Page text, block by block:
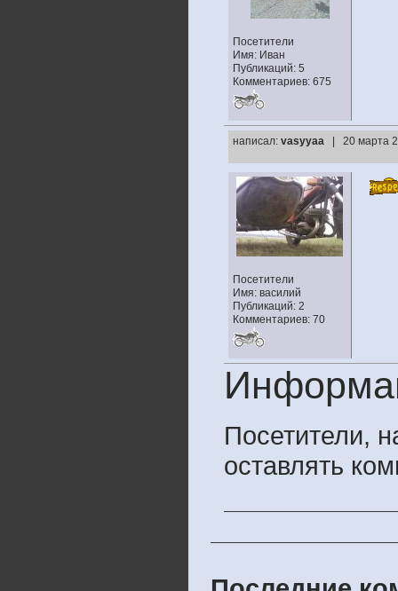
Посетители
Имя: Иван
Публикаций: 5
Комментариев: 675
написал: vasyyaa | 20 марта
Посетители
Имя: василий
Публикаций: 2
Комментариев: 70
Посетители,
оставлять